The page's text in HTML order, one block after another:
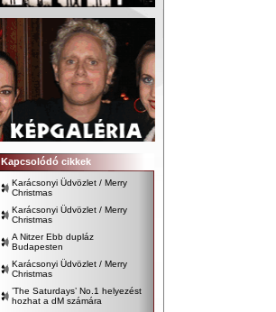
Kapcsolódó cikkek
Karácsonyi Üdvözlet / Merry
Christmas
Karácsonyi Üdvözlet / Merry
Christmas
A Nitzer Ebb dupláz
Budapesten
Karácsonyi Üdvözlet / Merry
Christmas
’The Saturdays’ No.1 helyezést
hozhat a dM számára